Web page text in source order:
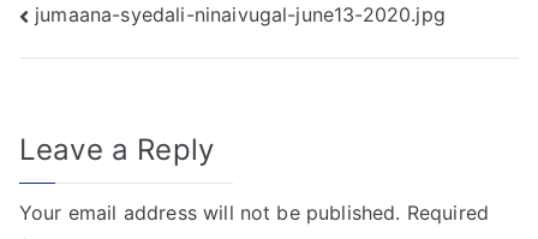
Post
navigation
jumaana-syedali-ninaivugal-june13-2020.jpg
Leave a Reply
Your email address will not be published. Required